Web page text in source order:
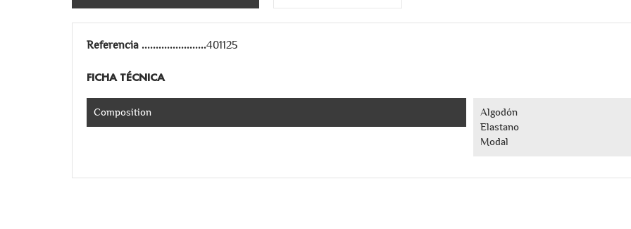
Referencia 401125
FICHA TÉCNICA
Composition
Algodón
Elastano
Modal